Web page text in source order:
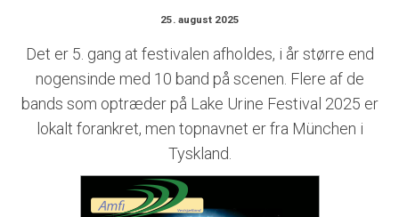
25. august 2025
Det er 5. gang at festivalen afholdes, i år større end
nogensinde med 10 band på scenen. Flere af de
bands som optræder på Lake Urine Festival 2025 er
lokalt forankret, men topnavnet er fra München i
Tyskland.